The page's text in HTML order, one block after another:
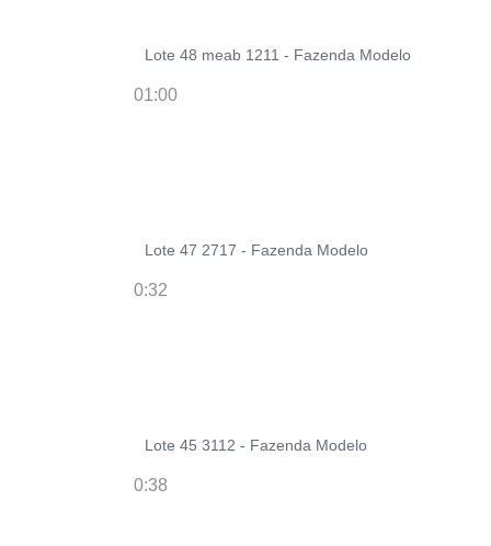
Lote 48 meab 1211 - Fazenda Modelo
01:00
Lote 47 2717 - Fazenda Modelo
0:32
Lote 45 3112 - Fazenda Modelo
0:38